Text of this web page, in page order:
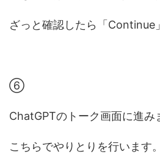
ざっと確認したら「Continue
⑥
ChatGPTのトーク画面に進み
こちらでやりとりを行います。